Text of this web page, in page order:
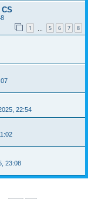
1 5 6 7 8
22:54
23:08